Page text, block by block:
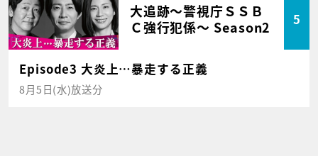
大追跡～警視庁ＳＳＢ
Ｃ強行犯係～ Season2
5
Episode3 大炎上…暴走する正義
8月5日(水)放送分